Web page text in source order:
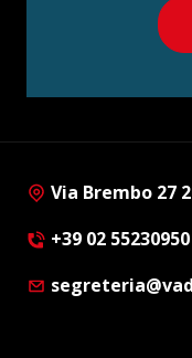
Via Brembo 27
+39 02 55230950